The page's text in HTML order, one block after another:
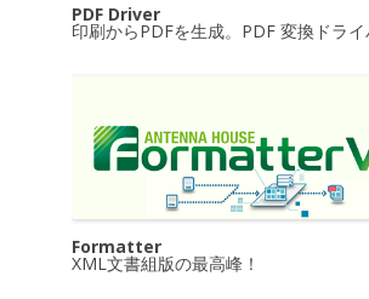
PDF Driver
印刷からPDFを生成。PDF 変換ドライ
Formatter
XML文書組版の最高峰！